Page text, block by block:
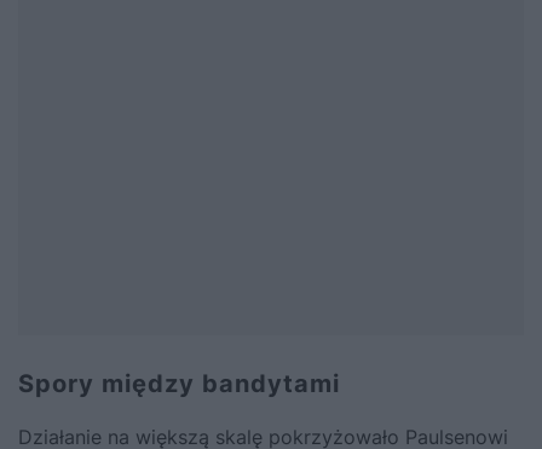
Spory między bandytami
Działanie na większą skalę pokrzyżowało Paulsenowi